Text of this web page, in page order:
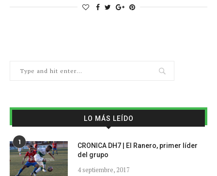
LO MÁS LEÍDO
1
CRONICA DH7 | El Ranero, primer líder
del grupo
4 septiembre, 2017